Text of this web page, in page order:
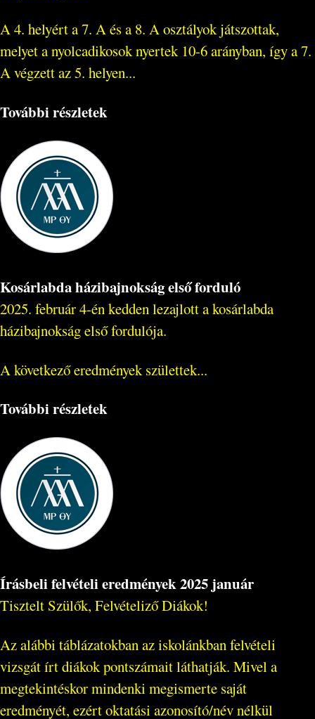
A 4. helyért a 7. A és a 8. A osztályok játszottak,
melyet a nyolcadikosok nyertek 10-6 arányban, így a 7.
A végzett az 5. helyen...
További részletek
Kosárlabda házibajnokság első forduló
2025. február 4-én kedden lezajlott a kosárlabda
házibajnokság első fordulója.
A következő eredmények születtek...
További részletek
Írásbeli felvételi eredmények 2025 január
Tisztelt Szülők, Felvételiző Diákok!
Az alábbi táblázatokban az iskolánkban felvételi
vizsgát írt diákok pontszámait láthatják. Mivel a
megtekintéskor mindenki megismerte saját
eredményét, ezért oktatási azonosító/név nélkül